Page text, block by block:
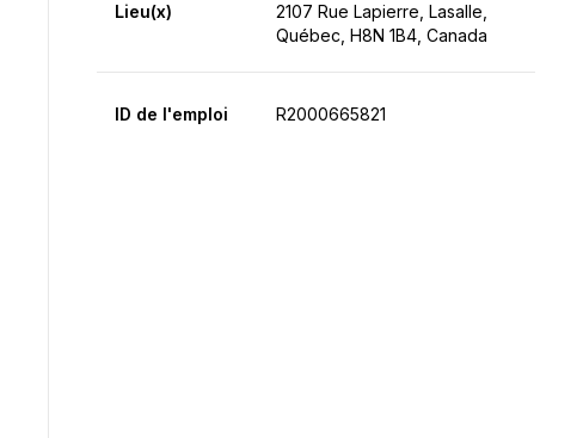
Lieu(x)
2107 Rue Lapierre, Lasalle,
Québec, H8N 1B4, Canada
ID de l'emploi R2000665821